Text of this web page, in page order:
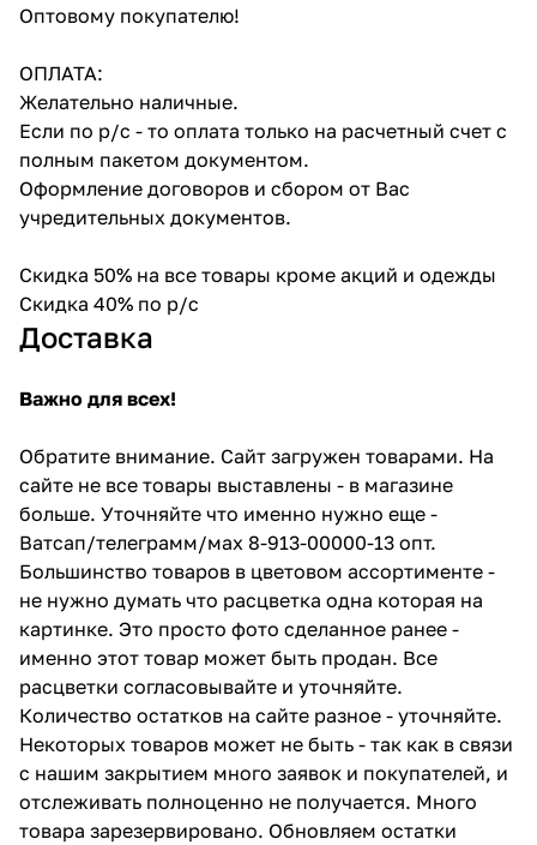
Оптовому покупателю!
ОПЛАТА:
Желательно наличные.
Если по р/с - то оплата только на расчетный счет с
полным пакетом документом.
Оформление договоров и сбором от Вас
учредительных документов.
Скидка 50% на все товары кроме акций и одежды
Скидка 40% по р/с
Доставка
Важно для всех!
Обратите внимание. Сайт загружен товарами. На
сайте не все товары выставлены - в магазине
больше. Уточняйте что именно нужно еще -
Ватсап/телеграмм/мах 8-913-00000-13 опт.
Большинство товаров в цветовом ассортименте -
не нужно думать что расцветка одна которая на
картинке. Это просто фото сделанное ранее -
именно этот товар может быть продан. Все
расцветки согласовывайте и уточняйте.
Количество остатков на сайте разное - уточняйте.
Некоторых товаров может не быть - так как в связи
с нашим закрытием много заявок и покупателей, и
отслеживать полноценно не получается. Много
товара зарезервировано. Обновляем остатки